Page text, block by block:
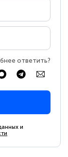
ответить?
и